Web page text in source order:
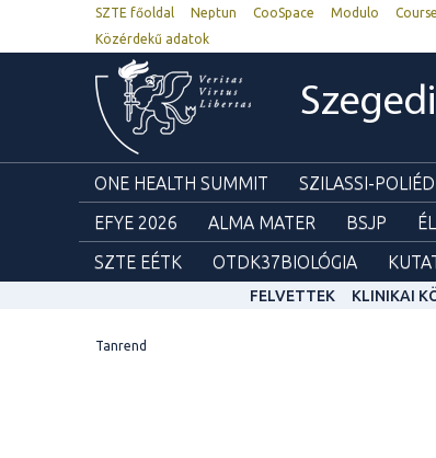
SZTE főoldal Neptun CooSpace Modulo
Közérdekű adatok
ONE HEALTH SUMMIT SZILASSI-
EFYE 2026
ALMA MATER BSJP
SZTE EÉTK
OTDK37BIOLÓGIA
FELVETTEK KLINIKAI
Tanrend